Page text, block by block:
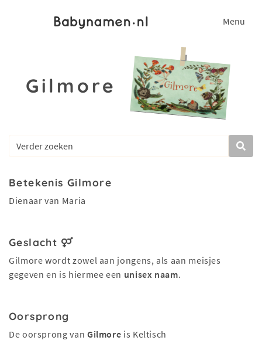
Menu
Gilmore
Betekenis Gilmore
Dienaar van Maria
Geslacht
Gilmore wordt zowel aan jongens, als aan meisjes
gegeven en is hiermee een unisex naam.
Oorsprong
De oorsprong van Gilmore is Keltisch